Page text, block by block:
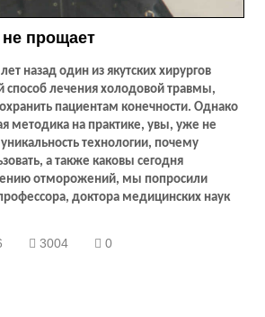
прощает
назад один из якутских хирургов
способ лечения холодовой травмы,
пациентам конечности. Однако
методика на практике, увы, уже не
технологии, почему
а также каковы сегодня
отморожений, мы попросили
профессора, доктора медицинских наук
3004 0